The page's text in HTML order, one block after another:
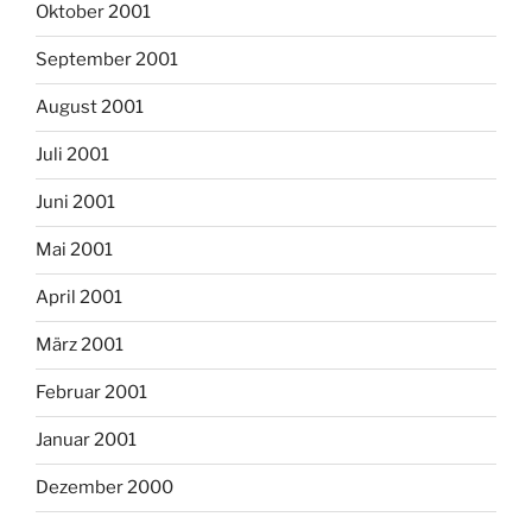
Oktober 2001
September 2001
August 2001
Juli 2001
Juni 2001
Mai 2001
April 2001
März 2001
Februar 2001
Januar 2001
Dezember 2000